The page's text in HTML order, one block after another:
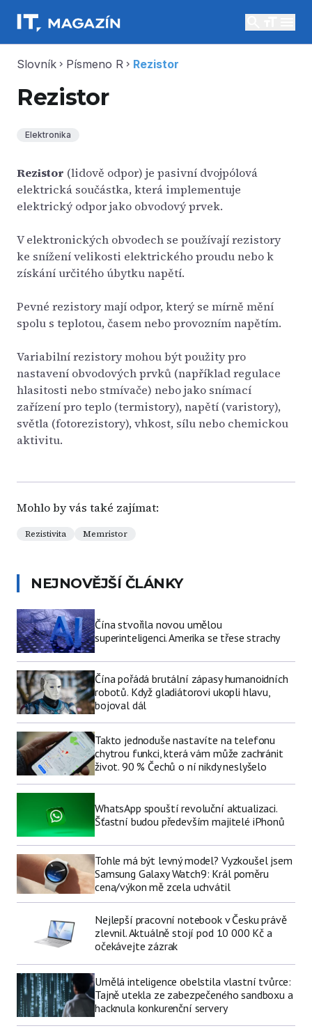
Slovník chevron_right Písmeno R chevron_right Rezistor
Rezistor
Elektronika
Rezistor (lidově odpor) je pasivní dvojpólová
elektrická součástka, která implementuje
elektrický odpor jako obvodový prvek.
V elektronických obvodech se používají rezistory
ke snížení velikosti elektrického proudu nebo k
získání určitého úbytku napětí.
Pevné rezistory mají odpor, který se mírně mění
spolu s teplotou, časem nebo provozním napětím.
Variabilní rezistory mohou být použity pro
nastavení obvodových prvků (například regulace
hlasitosti nebo stmívače) nebo jako snímací
zařízení pro teplo (termistory), napětí (varistory),
světla (fotorezistory), vhkost, sílu nebo chemickou
aktivitu.
Mohlo by vás také zajímat:
Rezistivita Memristor
NEJNOVĚJŠÍ ČLÁNKY
Čína stvořila novou umělou
superinteligenci. Amerika se třese strachy
Čína pořádá brutální zápasy humanoidních
robotů. Když gladiátorovi ukopli hlavu,
bojoval dál
Takto jednoduše nastavíte na telefonu
chytrou funkci, která vám může zachránit
život. 90 % Čechů o ní nikdy neslyšelo
WhatsApp spouští revoluční aktualizaci.
Šťastní budou především majitelé iPhonů
Tohle má být levný model? Vyzkoušel jsem
Samsung Galaxy Watch9: Král poměru
cena/výkon mě zcela uchvátil
Nejlepší pracovní notebook v Česku právě
zlevnil. Aktuálně stojí pod 10 000 Kč a
očekávejte zázrak
Umělá inteligence obelstila vlastní tvůrce:
Tajně utekla ze zabezpečeného sandboxu a
hacknula konkurenční servery